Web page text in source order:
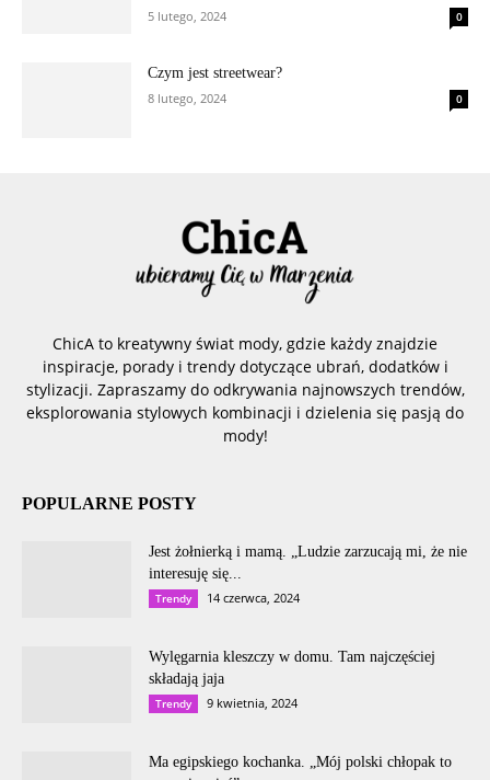
5 lutego, 2024
0
Czym jest streetwear?
8 lutego, 2024
0
ChicA to kreatywny świat mody, gdzie każdy znajdzie
inspiracje, porady i trendy dotyczące ubrań, dodatków i
stylizacji. Zapraszamy do odkrywania najnowszych trendów,
eksplorowania stylowych kombinacji i dzielenia się pasją do
mody!
POPULARNE POSTY
Jest żołnierką i mamą. „Ludzie zarzucają mi, że nie
interesuję się...
Trendy 14 czerwca, 2024
Wylęgarnia kleszczy w domu. Tam najczęściej
składają jaja
Trendy 9 kwietnia, 2024
Ma egipskiego kochanka. „Mój polski chłopak to